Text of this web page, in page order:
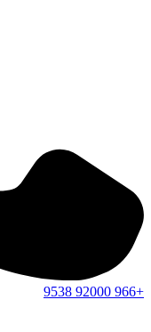
+966
92000
9538